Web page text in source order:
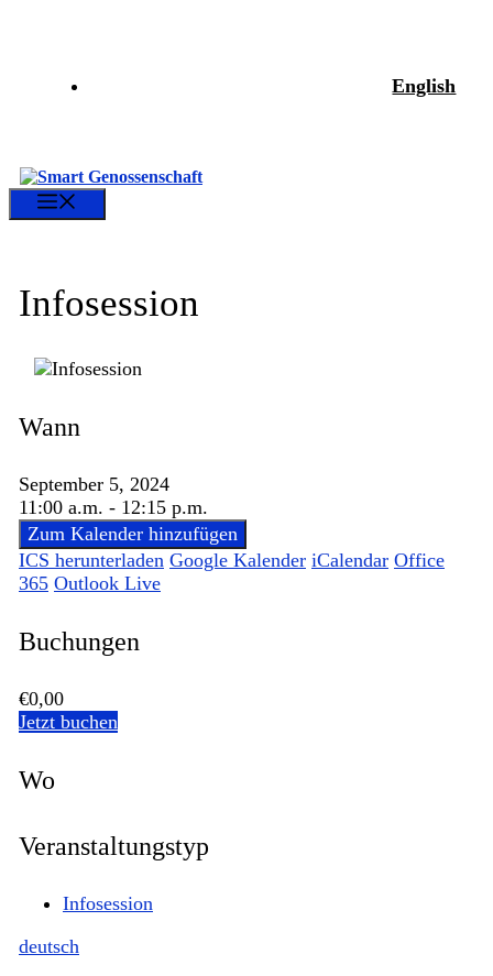
English
Infosession
Wann
September 5, 2024
11:00 a.m. - 12:15 p.m.
Zum Kalender hinzufügen
ICS herunterladen Google Kalender iCalendar Office
365 Outlook Live
Buchungen
€0,00
Jetzt buchen
Wo
Veranstaltungstyp
Infosession
deutsch